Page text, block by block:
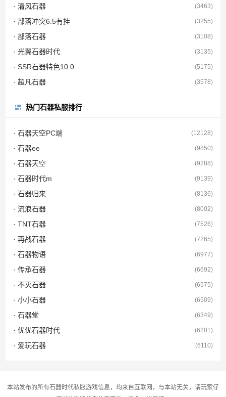
· 清风石器 (3463)
· 部落冲突6.5有挂 (3255)
· 部落石器 (3108)
· 光翼石器时代 (3135)
· SSR石器特色10.0 (5175)
· 超凡石器 (3578)
热门石器私服排行
· 石器天空PC端 (12128)
· 石器ee (9850)
· 石器天空 (9288)
· 石器时代m (9139)
· 石器归来 (8136)
· 流浪石器 (8002)
· TNT石器 (7526)
· 再战石器 (7265)
· 石器物语 (6977)
· 传承石器 (6692)
· 不灭石器 (6575)
· 小小石器 (6509)
· 石器堂 (6349)
· 优优石器时代 (6201)
· 爱玩石器 (6110)
本站发布的所有石器时代私服游戏信息，均来自互联网，与本站无关，请玩家仔